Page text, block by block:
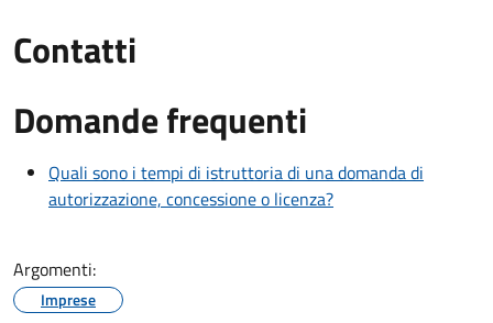
Contatti
Domande frequenti
Quali sono i tempi di istruttoria di una domanda di
autorizzazione, concessione o licenza?
Argomenti:
Imprese